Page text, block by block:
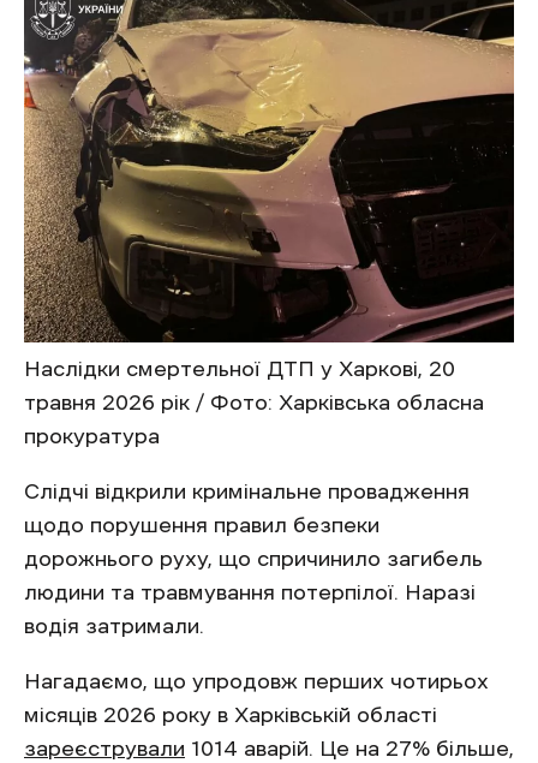
Наслідки смертельної ДТП у Харкові, 20
травня 2026 рік / Фото: Харківська обласна
прокуратура
Слідчі відкрили кримінальне провадження
щодо порушення правил безпеки
дорожнього руху, що спричинило загибель
людини та травмування потерпілої. Наразі
водія затримали.
Нагадаємо, що упродовж перших чотирьох
місяців 2026 року в Харківській області
зареєстрували 1014 аварій. Це на 27% більше,